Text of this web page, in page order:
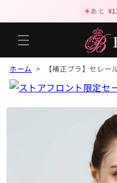
✦あと
ホーム > 【補正ブラ】セレー